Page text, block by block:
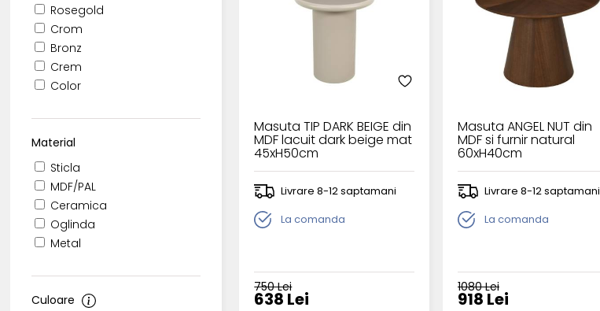
Rosegold
Crom
Bronz
Crem
Color
Material
Sticla
MDF/PAL
Ceramica
Oglinda
Metal
Culoare
Masuta TIP DARK BEIGE din
MDF lacuit dark beige mat
45xH50cm
Livrare 8-12 saptamani
La comanda
750 Lei
638 Lei
Masuta ANGEL NUT din
MDF si furnir natural
60xH40cm
Livrare 8-12 saptamani
La comanda
1080 Lei
918 Lei